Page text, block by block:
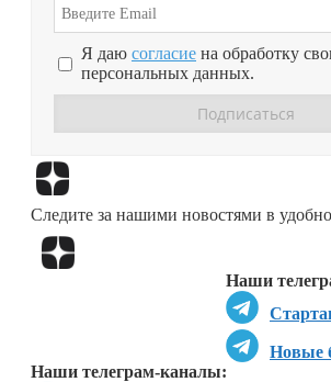
Я даю согласие на обработку
персональных данных.
Следите за нашими новостями в
Наши
Новые
Наши телеграм-каналы: